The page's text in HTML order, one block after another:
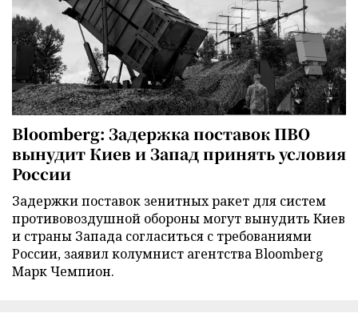
Bloomberg: Задержка поставок ПВО
вынудит Киев и Запад принять условия
России
Задержки поставок зенитных ракет для систем
противовоздушной обороны могут вынудить Киев
и страны Запада согласиться с требованиями
России, заявил колумнист агентства Bloomberg
Марк Чемпион.